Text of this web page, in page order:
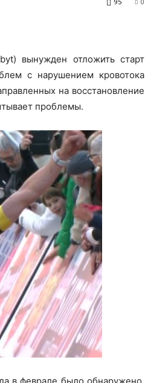
вынужден отложить старт
с нарушением кровотока
на восстановление
проблемы.